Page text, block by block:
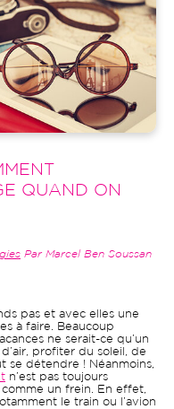
QUAND ON
Par Marcel Ben Soussan
pas et avec elles une
à faire. Beaucoup
ne serait-ce qu’un
profiter du soleil, de
se détendre ! Néanmoins,
n’est pas toujours
un frein. En effet,
le train ou l’avion